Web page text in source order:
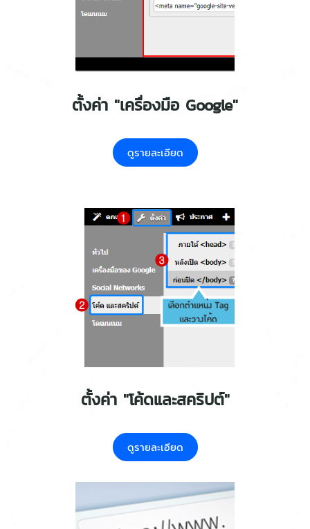
ตั้งค่า "เครื่องมือ Google"
ดูรายละเอียด
ตั้งค่า "โค้ดและสคริปต์"
ดูรายละเอียด